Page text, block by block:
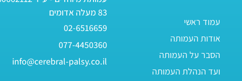
עמוד ראשי
אודות העמותה
הסבר על העמותה
ועד הנהלת העמותה
83 מעלה אדומים
02-6516659
077-4450360
info@cerebral-palsy.co.il